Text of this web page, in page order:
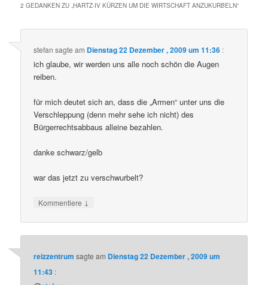
2 GEDANKEN ZU „HARTZ-IV KÜRZEN UM DIE WIRTSCHAFT ANZUKURBELN“
stefan sagte am Dienstag 22 Dezember , 2009 um 11:36 :
ich glaube, wir werden uns alle noch schön die Augen
reiben.
für mich deutet sich an, dass die „Armen“ unter uns die
Verschleppung (denn mehr sehe ich nicht) des
Bürgerrechtsabbaus alleine bezahlen.
danke schwarz/gelb
war das jetzt zu verschwurbelt?
Kommentiere ↓
reizzentrum sagte am Dienstag 22 Dezember , 2009 um
11:43 :